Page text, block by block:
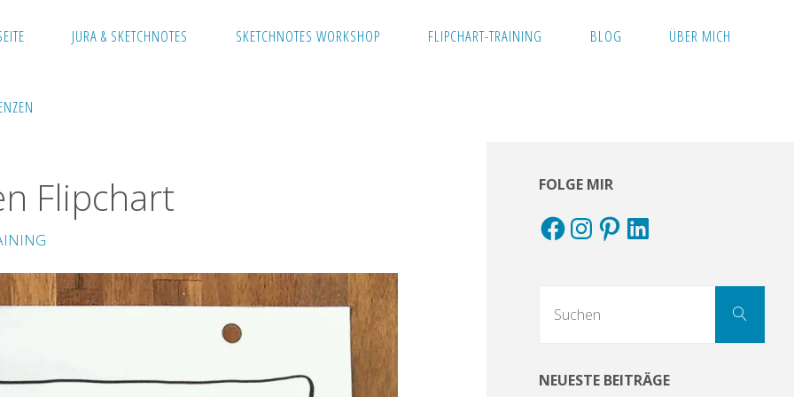
JURA & SKETCHNOTES SKETCHNOTES WORKSHOP FLIPCHART-TRAINING BLOG ÜBER MICH
Flipchart
FOLGE MIR
FacebookInstagram
PinterestLinkedIn
Suchen
NEUESTE BEITRÄGE